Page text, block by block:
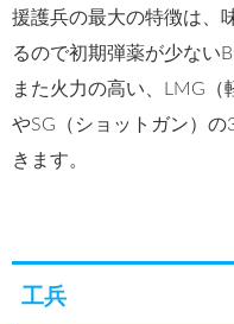
援護兵の最大の特徴は、
るので初期弾薬が少ない
また火力の高い、LMG（
やSG（ショットガン）
きます。
工兵